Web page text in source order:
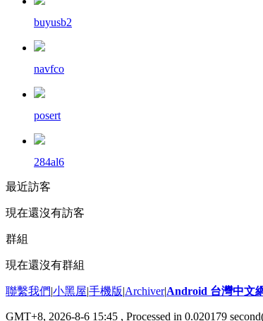
buyusb2
navfco
posert
284al6
最近訪客
現在還沒有訪客
群組
現在還沒有群組
聯繫我們|小黑屋|手機版|Archiver|Android 台灣中文
GMT+8, 2026-8-6 15:45 , Processed in 0.020179